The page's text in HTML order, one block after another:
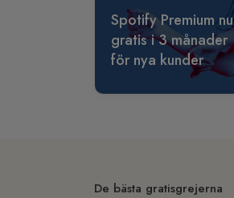
Spotify Premium nu
gratis i 3 månader
för nya kunder
De bästa gratisgrejerna